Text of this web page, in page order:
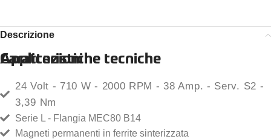
Descrizione
Caratteristiche tecniche
24 Volt - 710 W - 2000 RPM - 38 Amp. - Serv. S2 -
3,39 Nm
Serie L - Flangia MEC80 B14
Magneti permanenti in ferrite sinterizzata
Applicazioni